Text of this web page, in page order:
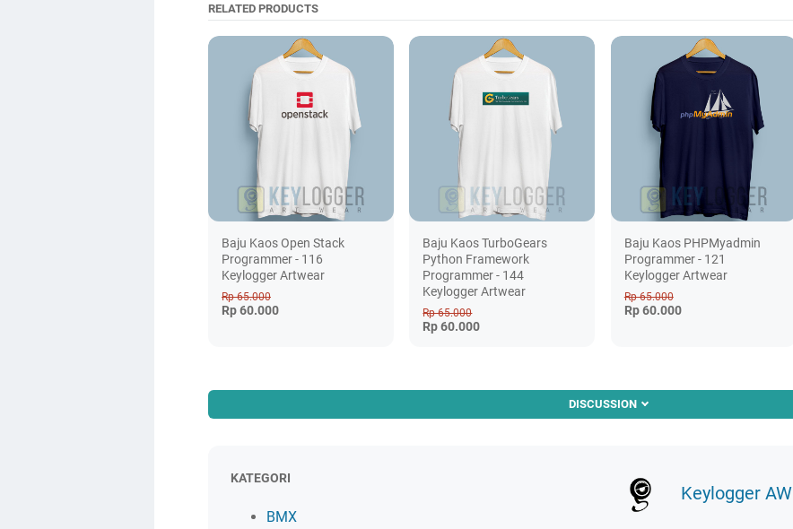
RELATED PRODUCTS
Baju Kaos Open Stack
Programmer - 116
Keylogger Artwear
Rp 65.000
Rp 60.000
Baju Kaos TurboGears
Python Framework
Programmer - 144
Keylogger Artwear
Rp 65.000
Rp 60.000
Baju Kaos PHPMyadmin
Programmer - 121
Keylogger Artwear
Rp 65.000
Rp 60.000
DISCUSSION
KATEGORI
BMX
Keylogger AW